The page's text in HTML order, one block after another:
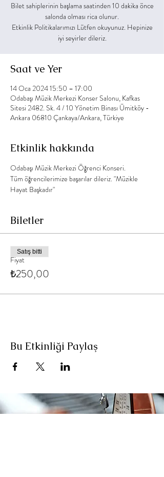
Bilet sahiplerinin başlama saatinden 10 dakika önce
salonda olması rica olunur.
Etkinlik Politikalarımızı Lütfen okuyunuz. Hepinize
Saat ve Yer
14 Oca 2024 15:50 – 17:00
Odabaşı Müzik Merkezi Konser Salonu, Kafkas
Sitesi 2482. Sk. 4 / 10 Yönetim Binası Ümitköy -
Ankara 06810 Çankaya/Ankara, Türkiye
Etkinlik hakkında
Odabaşı Müzik Merkezi Öğrenci Konseri.
Tüm öğrencilerimize başarılar dileriz. "Müzikle
Hayat Başkadır"
Biletler
Fiyat
₺250,00
Satış bitti
Bu Etkinliği Paylaş